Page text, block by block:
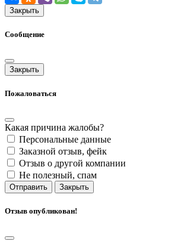
Закрыть
Сообщение
Закрыть
Пожаловаться
Какая причина жалобы?
Персональные данные
Заказной отзыв, фейк
Отзыв о другой компании
Не полезный, спам
Отправить Закрыть
Отзыв опубликован!